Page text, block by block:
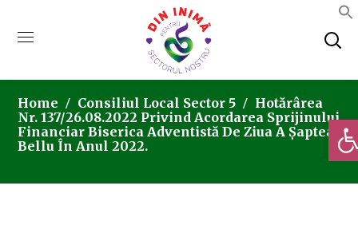
Home Consiliul Local Sector 5
Hotărârea
Nr. 137/26.08.2022 Privind Acordarea Sprijinului
Financiar Biserica Adventistă De Ziua A Șaptea-
Bellu În Anul 2022.